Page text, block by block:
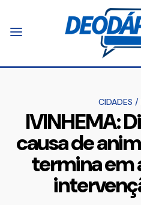
CIDADES /
IVINHEMA:
causa de
termina em